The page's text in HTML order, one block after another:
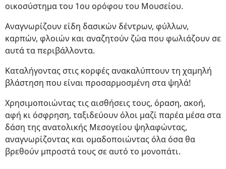
οικοσύστημα του 1ου ορόφου του Μουσείου.
Αναγνωρίζουν είδη δασικών δέντρων, φύλλων,
καρπών, φλοιών και αναζητούν ζώα που φωλιάζουν σε
αυτά τα περιβάλλοντα.
Καταλήγοντας στις κορφές ανακαλύπτουν τη χαμηλή
βλάστηση που είναι προσαρμοσμένη στα ψηλά!
Χρησιμοποιώντας τις αισθήσεις τους, όραση, ακοή,
αφή κι όσφρηση, ταξιδεύουν όλοι μαζί παρέα μέσα στα
δάση της ανατολικής Μεσογείου ψηλαφώντας,
αναγνωρίζοντας και ομαδοποιώντας όλα όσα θα
βρεθούν μπροστά τους σε αυτό το μονοπάτι.